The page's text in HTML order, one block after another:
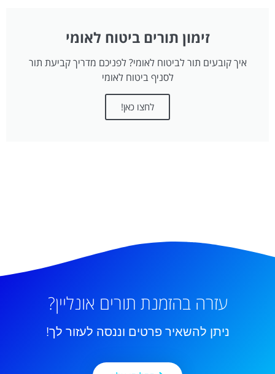
זימון תורים ביטוח לאומי
איך קובעים תור לביטוח לאומי? לפניכם מדריך קביעת תור
לסניף ביטוח לאומי
לחצו כאן!
עזרה בהזמנת תורים אונליין?
ניתן להשאיר פרטים וננסה לעזור לך!